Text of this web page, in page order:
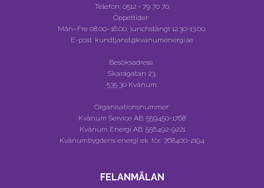
Telefon: 0512 - 79 70 70
Öppettider:
Mån–Fre 08.00–16.00, lunchstängt 12.30-13.00.
E-post: kundtjanst@kvanumenergi.se
Besöksadress:
Skaragatan 23,
535 30 Kvänum.
Organisationsnummer:
Kvänum Service AB: 559450-1768
Kvänum Energi AB: 556492-9221
Kvänumbygdens energi ek. för.: 768400-2194
FELANMÄLAN